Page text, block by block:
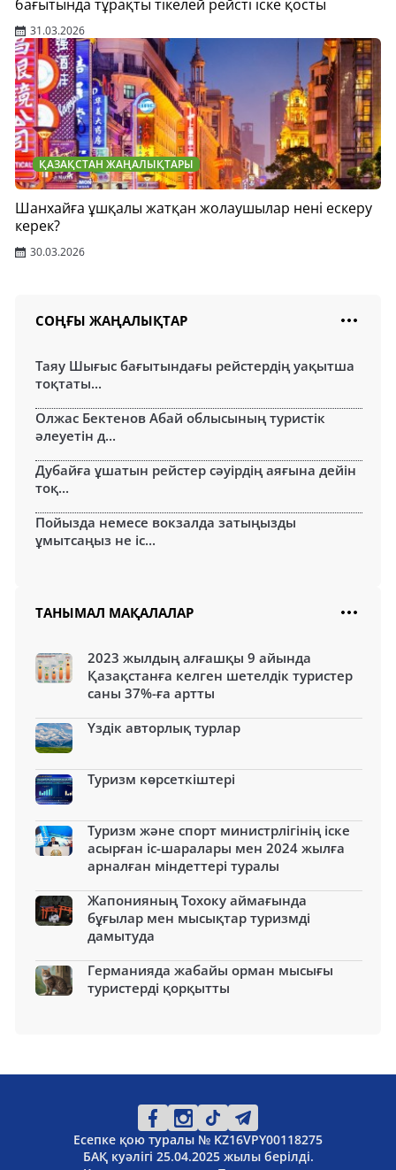
бағытында тұрақты тікелей рейсті іске қосты
31.03.2026
ҚАЗАҚСТАН ЖАҢАЛЫҚТАРЫ
Шанхайға ұшқалы жатқан жолаушылар нені ескеру
керек?
30.03.2026
СОҢҒЫ ЖАҢАЛЫҚТАР
Таяу Шығыс бағытындағы рейстердің уақытша
тоқтаты...
Олжас Бектенов Абай облысының туристік
әлеуетін д...
Дубайға ұшатын рейстер сәуірдің аяғына дейін
тоқ...
Пойызда немесе вокзалда затыңызды
ұмытсаңыз не іс...
ТАНЫМАЛ МАҚАЛАЛАР
2023 жылдың алғашқы 9 айында
Қазақстанға келген шетелдік туристер
саны 37%-ға артты
Үздік авторлық турлар
Туризм көрсеткіштері
Туризм және спорт министрлігінің іске
асырған іс-шаралары мен 2024 жылға
арналған міндеттері туралы
Жапонияның Тохоку аймағында
бұғылар мен мысықтар туризмді
дамытуда
Германияда жабайы орман мысығы
туристерді қорқытты
Есепке қою туралы № KZ16VPY00118275
БАҚ куәлігі 25.04.2025 жылы берілді.